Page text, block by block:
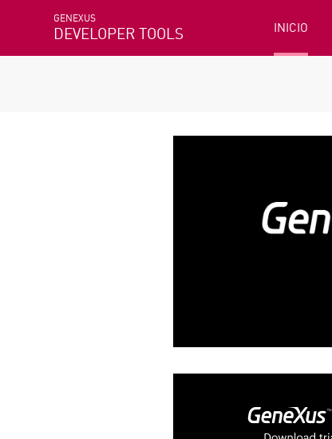
GENEXUS
DEVELOPER TOOLS INICIO